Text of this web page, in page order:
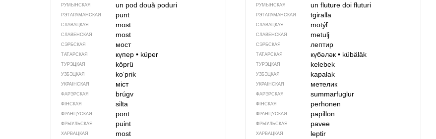
РУМЫНСКАЯ un pod două poduri
РЭТАРАМАНСКАЯ punt
СЛАВАЦКАЯ most
СЛАВЕНСКАЯ most
СЭРБСКАЯ мост
ТАТАРСКАЯ күпер •küper
ТУРЭЦКАЯ köprü
УЗБЭЦКАЯ koʻprik
УКРАІНСКАЯ міст
ФАРЭРСКАЯ brúgv
ФІНСКАЯ silta
ФРАНЦУСКАЯ pont
ФРЫУЛЬСКАЯ puint
ХАРВАЦКАЯ most
РУМЫНСКАЯ un fluture doi fluturi
РЭТАРАМАНСКАЯ tgiralla
СЛАВАЦКАЯ motýľ
СЛАВЕНСКАЯ metulj
СЭРБСКАЯ лептир
ТАТАРСКАЯ күбәләк • kübäläk
ТУРЭЦКАЯ kelebek
УЗБЭЦКАЯ kapalak
УКРАІНСКАЯ метелик
ФАРЭРСКАЯ summarfuglur
ФІНСКАЯ perhonen
ФРАНЦУСКАЯ papillon
ФРЫУЛЬСКАЯ pavee
ХАРВАЦКАЯ leptir